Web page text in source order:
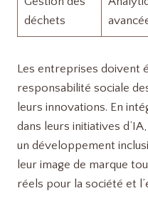
déchets
Les entreprises doivent
responsabilité sociale
leurs innovations. En
dans leurs initiatives
un développement
leur image de marque
réels pour la société et